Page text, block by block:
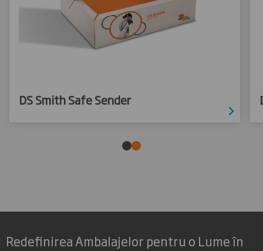
DS Smith Safe Sender
Redefinirea Ambalajelor pentru o Lume în